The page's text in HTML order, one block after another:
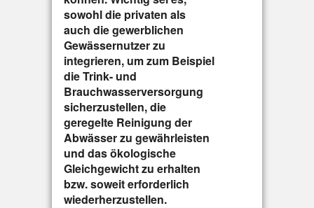
sowohl die privaten als
auch die gewerblichen
Gewässernutzer zu
integrieren, um zum Beispiel
die Trink- und
Brauchwasserversorgung
sicherzustellen, die
geregelte Reinigung der
Abwässer zu gewährleisten
und das ökologische
Gleichgewicht zu erhalten
bzw. soweit erforderlich
wiederherzustellen.